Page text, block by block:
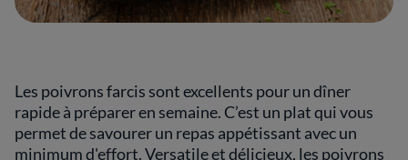
Les poivrons farcis sont excellents pour un dîner
rapide à préparer en semaine. C’est un plat qui vous
permet de savourer un repas appétissant avec un
minimum d'effort. Versatile et délicieux, les poivrons